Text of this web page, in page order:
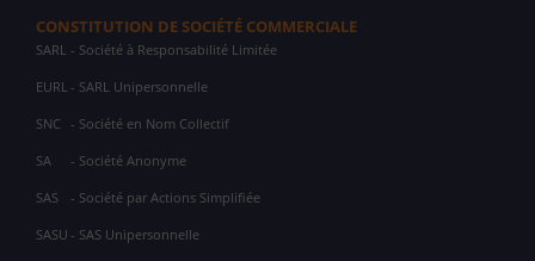
CONSTITUTION DE SOCIÉTÉ COMMERCIALE
SARL - Société à Responsabilité Limitée
EURL - SARL Unipersonnelle
SNC - Société en Nom Collectif
SA - Société Anonyme
SAS - Société par Actions Simplifiée
SASU - SAS Unipersonnelle